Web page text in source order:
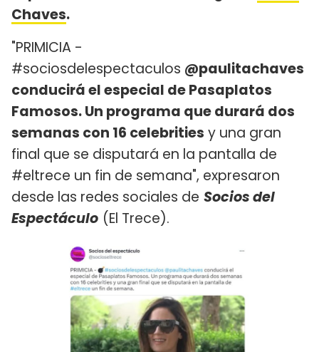
Chaves.
"PRIMICIA -
#sociosdelespectaculos @paulitachaves
conducirá el especial de Pasaplatos
Famosos. Un programa que durará dos
semanas con 16 celebrities y una gran
final que se disputará en la pantalla de
#eltrece un fin de semana", expresaron
desde las redes sociales de Socios del
Espectáculo (El Trece).